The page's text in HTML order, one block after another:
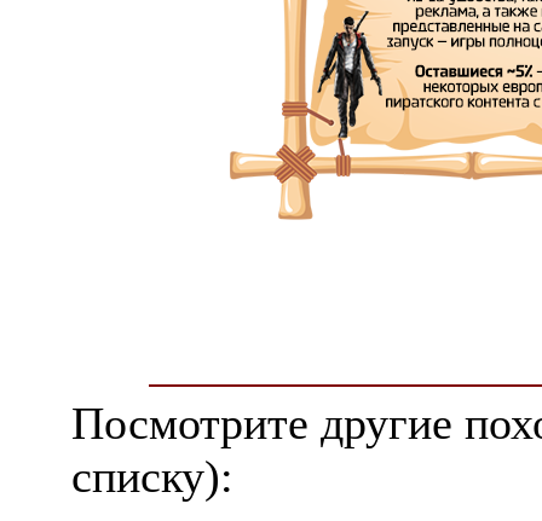
Посмотрите другие
списку):